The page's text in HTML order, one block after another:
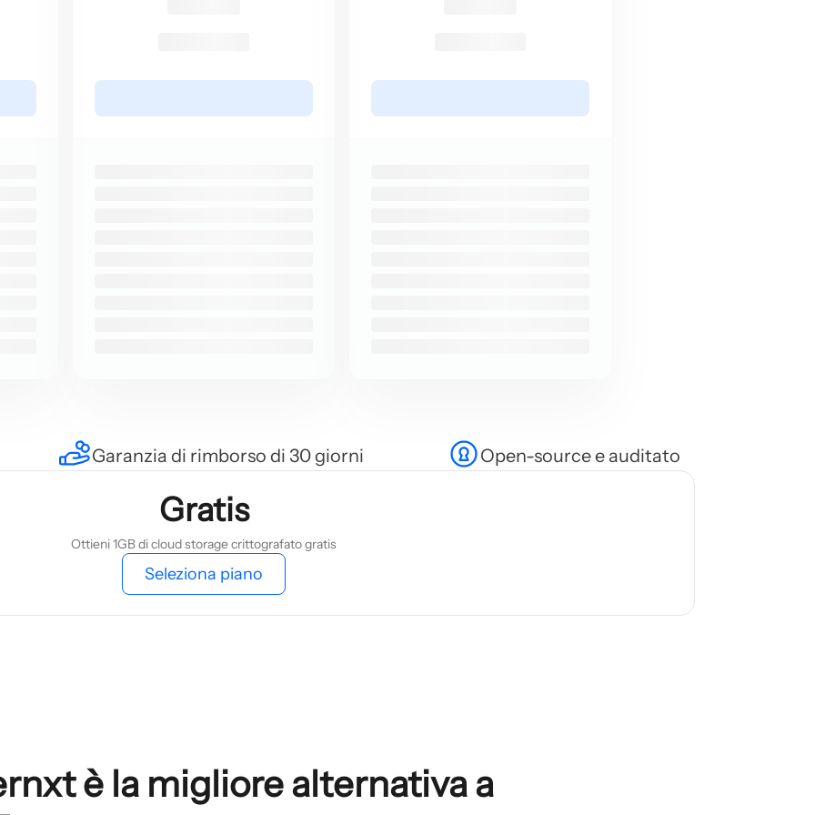
Garanzia di rimborso di 30 giorni Open-source e auditato
Gratis
Ottieni 1GB di cloud storage crittografato gratis
Seleziona piano
è la migliore alternativa a